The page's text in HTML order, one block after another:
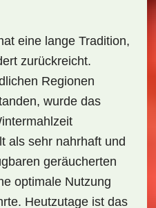
eine lange Tradition,
zurückreicht.
Regionen
wurde das
als sehr nahrhaft und
geräucherten
optimale Nutzung
Heutzutage ist das